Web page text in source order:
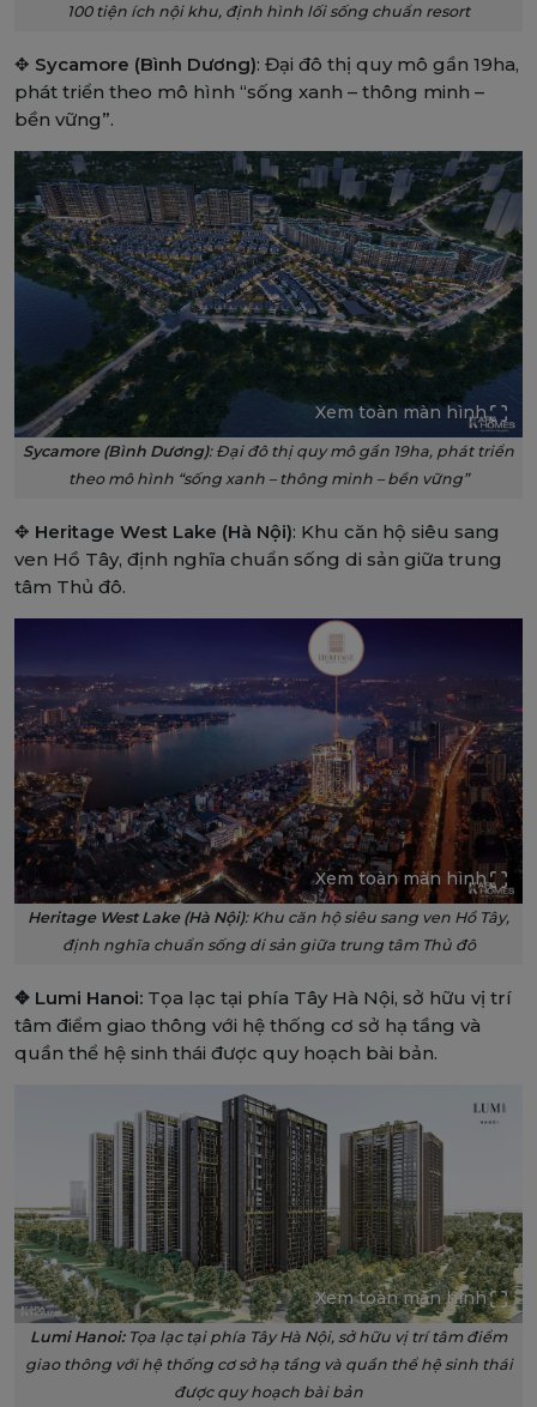
100 tiện ích nội khu, định hình lối sống chuẩn resort
✥ Sycamore (Bình Dương): Đại đô thị quy mô gần 19ha,
phát triển theo mô hình “sống xanh – thông minh –
bền vững”.
Xem toàn màn hình
Sycamore (Bình Dương): Đại đô thị quy mô gần 19ha, phát triển
theo mô hình “sống xanh – thông minh – bền vững”
✥ Heritage West Lake (Hà Nội): Khu căn hộ siêu sang
ven Hồ Tây, định nghĩa chuẩn sống di sản giữa trung
tâm Thủ đô.
Xem toàn màn hình
Heritage West Lake (Hà Nội): Khu căn hộ siêu sang ven Hồ Tây,
định nghĩa chuẩn sống di sản giữa trung tâm Thủ đô
✥ Lumi Hanoi: Tọa lạc tại phía Tây Hà Nội, sở hữu vị trí
tâm điểm giao thông với hệ thống cơ sở hạ tầng và
quần thể hệ sinh thái được quy hoạch bài bản.
Xem toàn màn hình
Lumi Hanoi: Tọa lạc tại phía Tây Hà Nội, sở hữu vị trí tâm điểm
giao thông với hệ thống cơ sở hạ tầng và quần thể hệ sinh thái
được quy hoạch bài bản